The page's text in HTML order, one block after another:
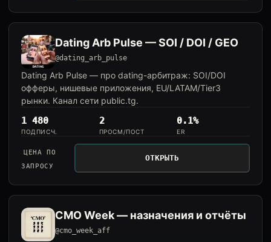
Dating Arb Pulse — SOI / DOI / GEO
@dating_arb_pulse
Dating Arb Pulse — про dating-арбитраж: SOI/DOI
офферы, нишевые приложения, EU/LATAM/Tier3
рынки. Канал сети public.tg.
1 480
ПОДПИСЧ.
2
ПРОСМ/ПОСТ
0.1%
ER
ЦЕНА ПО
ЗАПРОСУ
ОТКРЫТЬ
CMO Week — назначения и отчёты
@cmo_week_aff